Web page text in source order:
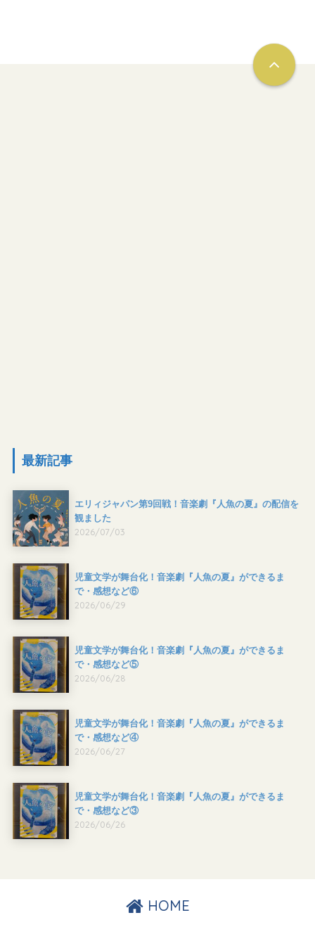
最新記事
エリィジャパン第9回戦！音楽劇『人魚の夏』の配信を
観ました
2026/07/03
児童文学が舞台化！音楽劇『人魚の夏』ができるま
で・感想など⑥
2026/06/29
児童文学が舞台化！音楽劇『人魚の夏』ができるま
で・感想など⑤
2026/06/28
児童文学が舞台化！音楽劇『人魚の夏』ができるま
で・感想など④
2026/06/27
児童文学が舞台化！音楽劇『人魚の夏』ができるま
で・感想など③
2026/06/26
HOME